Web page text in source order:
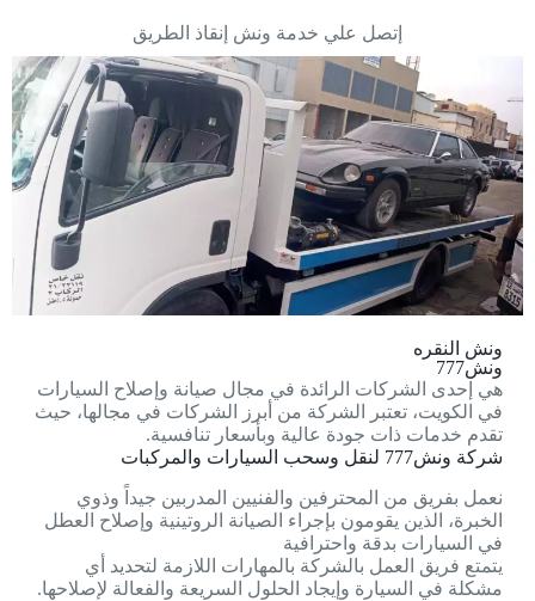
إتصل علي خدمة ونش إنقاذ الطريق
ونش النقره
ونش777
هي إحدى الشركات الرائدة في مجال صيانة وإصلاح السيارات
في الكويت، تعتبر الشركة من أبرز الشركات في مجالها، حيث
تقدم خدمات ذات جودة عالية وبأسعار تنافسية.
شركة ونش777 لنقل وسحب السيارات والمركبات
نعمل بفريق من المحترفين والفنيين المدربين جيداً وذوي
الخبرة، الذين يقومون بإجراء الصيانة الروتينية وإصلاح العطل
في السيارات بدقة واحترافية
يتمتع فريق العمل بالشركة بالمهارات اللازمة لتحديد أي
مشكلة في السيارة وإيجاد الحلول السريعة والفعالة لإصلاحها.